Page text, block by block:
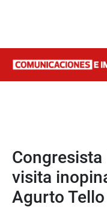
visita
Agurto